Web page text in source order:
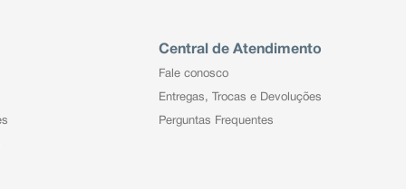
Central de Atendimento
Fale conosco
Entregas, Trocas e Devoluções
Perguntas Frequentes